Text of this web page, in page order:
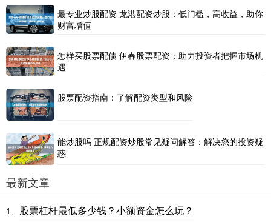
最专业炒股配资 龙港配资炒股：低门槛，高收益，助你
财富增值
怎样买股票配债 伊春股票配资：助力投资者把握市场机
遇
股票配资指南：了解配资类型和风险
能炒股吗 正规配资炒股常见疑问解答：解决您的投资疑
惑
最新文章
1、 股票杠杆最低多少钱？小额资金怎么玩？